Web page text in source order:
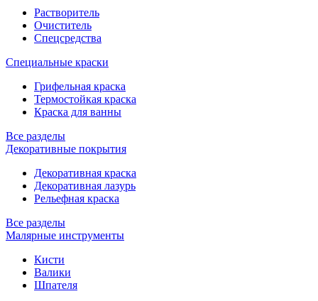
Растворитель
Очиститель
Спецсредства
Специальные краски
Грифельная краска
Термостойкая краска
Краска для ванны
Все разделы
Декоративные покрытия
Декоративная краска
Декоративная лазурь
Рельефная краска
Все разделы
Малярные инструменты
Кисти
Валики
Шпателя